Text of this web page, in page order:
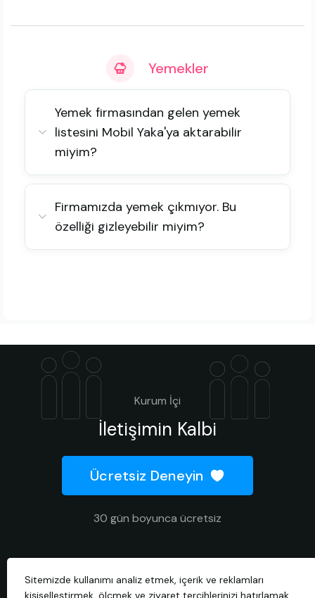
Yemekler
Yemek firmasından gelen yemek
listesini Mobil Yaka'ya aktarabilir
miyim?
Firmamızda yemek çıkmıyor. Bu
özelliği gizleyebilir miyim?
Kurum İçi
İletişimin Kalbi
Ücretsiz Deneyin
30 gün boyunca ücretsiz
2026 © Tüm hakları saklıdır.
Sitemizde kullanımı analiz etmek, içerik ve reklamları
kişiselleştirmek, ölçmek ve ziyaret tercihlerinizi hatırlamak